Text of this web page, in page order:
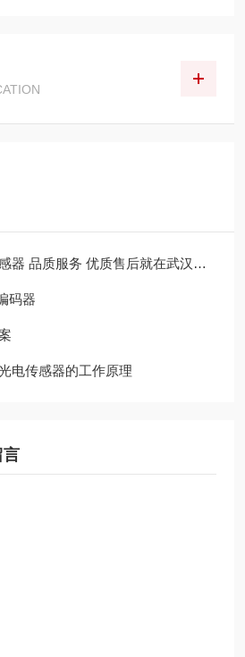
品质服务 优质售后就在武汉西尔福
码器
电传感器的工作原理
言